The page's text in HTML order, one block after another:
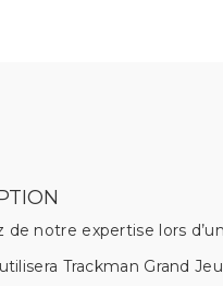
de notre expertise lors
Trackman Grand